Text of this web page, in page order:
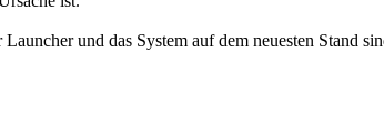
und das System auf dem neuesten Stand